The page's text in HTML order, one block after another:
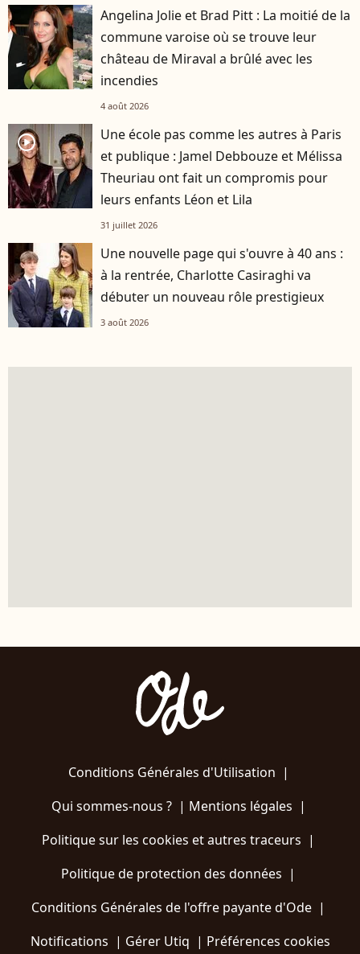
Angelina Jolie et Brad Pitt : La moitié de la
commune varoise où se trouve leur
château de Miraval a brûlé avec les
incendies
4 août 2026
player2
Une école pas comme les autres à Paris
et publique : Jamel Debbouze et Mélissa
Theuriau ont fait un compromis pour
leurs enfants Léon et Lila
31 juillet 2026
Une nouvelle page qui s'ouvre à 40 ans :
à la rentrée, Charlotte Casiraghi va
débuter un nouveau rôle prestigieux
3 août 2026
Conditions Générales d'Utilisation |
Qui sommes-nous ?| Mentions légales |
Politique sur les cookies et autres traceurs |
Politique de protection des données |
Conditions Générales de l'offre payante d'Ode |
Notifications | Gérer Utiq | Préférences cookies